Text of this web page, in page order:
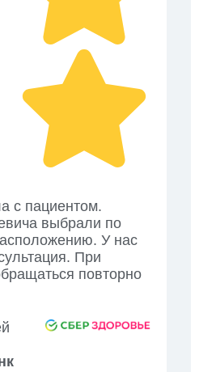
с пациентом.
выбрали по
У нас
При
повторно